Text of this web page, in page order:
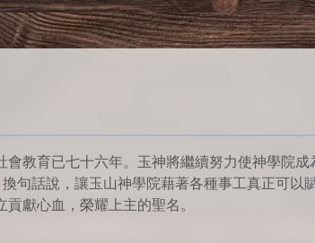
教育已七十六年。玉神將繼續努力使神學院
句話說，讓玉山神學院藉著各種事工真正可
獻心血，榮耀上主的聖名。